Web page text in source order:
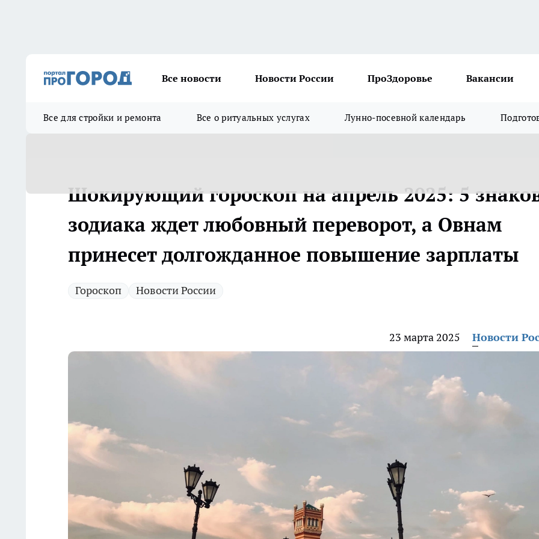
Все новости Новости России ПроЗдоровье Вакансии
Все для стройки и ремонта Все о ритуальных услугах Лунно-посевной календарь
Шокирующий гороскоп на апрель 2025: 5
зодиака ждет любовный переворот, а Овнам
принесет долгожданное повышение зарплаты
Гороскоп Новости России
23 марта 2025 Новости